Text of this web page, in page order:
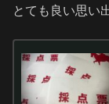
とても良い思い